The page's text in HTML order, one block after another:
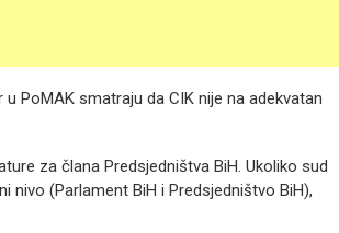
PoMAK smatraju da CIK nije na adekvatan
za člana Predsjedništva BiH. Ukoliko sud
nivo (Parlament BiH i Predsjedništvo BiH),